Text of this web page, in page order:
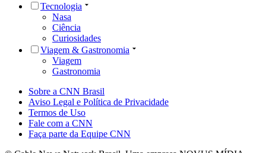
Tecnologia
Nasa
Ciência
Curiosidades
Viagem & Gastronomia
Viagem
Gastronomia
Sobre a CNN Brasil
Aviso Legal e Política de Privacidade
Termos de Uso
Fale com a CNN
Faça parte da Equipe CNN